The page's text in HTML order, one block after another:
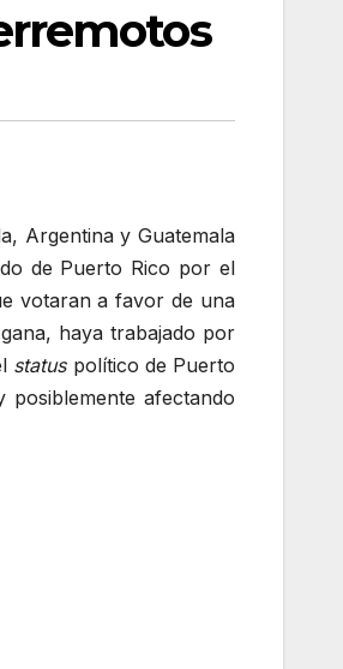
Argentina y Guatemala
de Puerto Rico por el
votaran a favor de una
haya trabajado por
statuspolítico de Puerto
afectando